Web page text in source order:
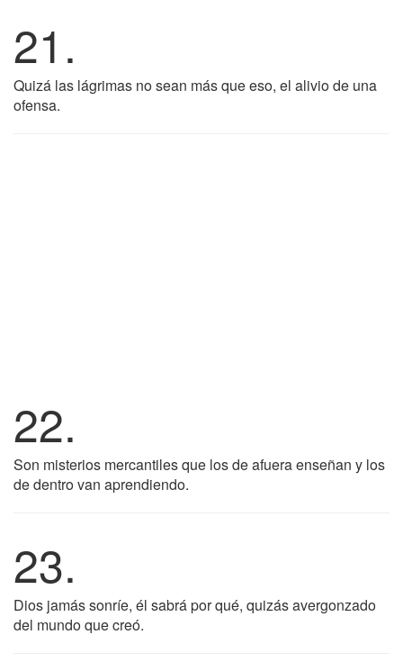
21.
Quizá las lágrimas no sean más que eso, el alivio de una
ofensa.
22.
Son misterios mercantiles que los de afuera enseñan y los
de dentro van aprendiendo.
23.
Dios jamás sonríe, él sabrá por qué, quizás avergonzado
del mundo que creó.